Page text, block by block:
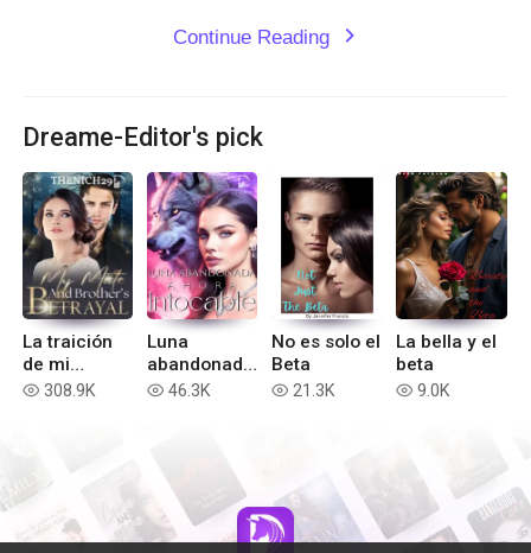
Continue Reading expand_more
Dreame-Editor's pick
La traición
de mi
compañero
read 308.9K
Luna
abandonada
: Ahora
read 46.3K
No es solo el
Beta
read 21.3K
La bella y el
beta
read 9.0K